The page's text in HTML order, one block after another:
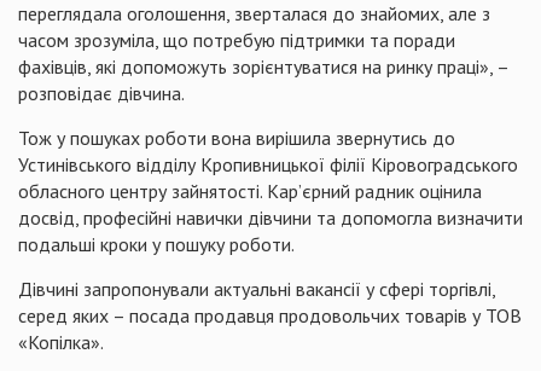
переглядала оголошення, зверталася до знайомих, але з
часом зрозуміла, що потребую підтримки та поради
фахівців, які допоможуть зорієнтуватися на ринку праці», –
розповідає дівчина.
Тож у пошуках роботи вона вирішила звернутись до
Устинівського відділу Кропивницької філії Кіровоградського
обласного центру зайнятості. Кар’єрний радник оцінила
досвід, професійні навички дівчини та допомогла визначити
подальші кроки у пошуку роботи.
Дівчині запропонували актуальні вакансії у сфері торгівлі,
серед яких – посада продавця продовольчих товарів у ТОВ
«Копілка».